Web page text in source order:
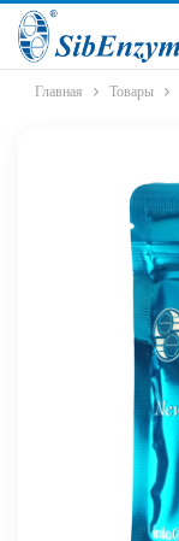
Главная Товары